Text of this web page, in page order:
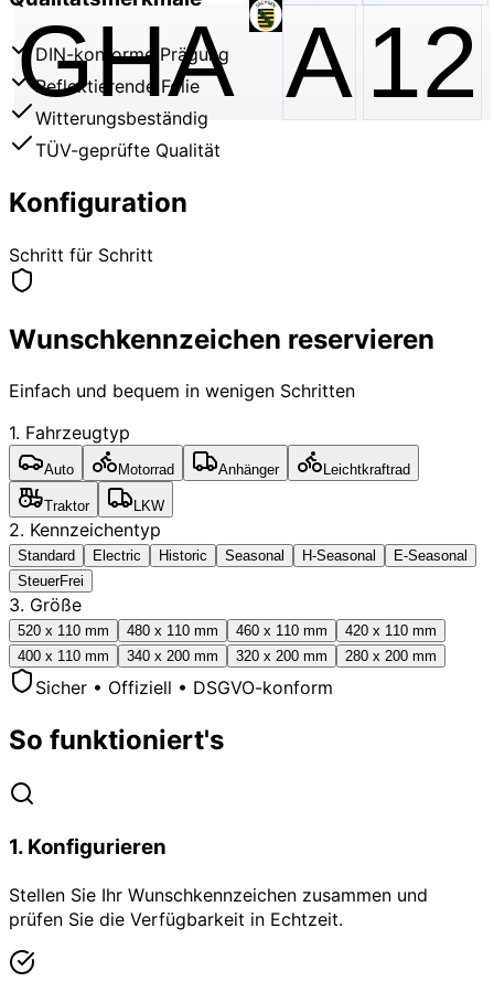
GHA A12
DIN-konforme Prägung
Reflektierende Folie
Witterungsbeständig
TÜV-geprüfte Qualität
Konfiguration
Schritt für Schritt
Wunschkennzeichen reservieren
Einfach und bequem in wenigen Schritten
1. Fahrzeugtyp
Auto Motorrad Anhänger Leichtkraftrad
Traktor LKW
2. Kennzeichentyp
Standard Electric Historic Seasonal H-Seasonal
E-Seasonal
SteuerFrei
3. Größe
520 x 110 mm 480 x 110 mm 460 x 110 mm
420 x 110 mm
400 x 110 mm
340 x 200 mm 320 x 200 mm 280 x 200 mm
Sicher • Offiziell • DSGVO-konform
So funktioniert's
1. Konfigurieren
Stellen Sie Ihr Wunschkennzeichen zusammen und
prüfen Sie die Verfügbarkeit in Echtzeit.